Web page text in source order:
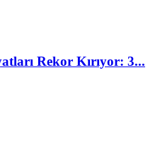
Rekor Kırıyor: 3...